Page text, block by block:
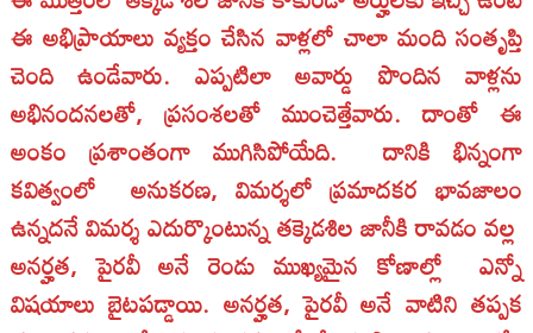
ఈ అభిప్రాయాలు వ్యక్తం చేసిన వాళ్లలో చాలా మంది సంతృప్తి
చెంది ఉండేవారు. ఎప్పటిలా అవార్డు పొందిన వాళ్లను
అభినందనలతో, ప్రసంశలతో ముంచెత్తేవారు. దాంతో ఈ
అంకం ప్రశాంతంగా ముగిసిపోయేది. దానికి భిన్నంగా
కవిత్వంలో అనుకరణ, విమర్శలో ప్రమాదకర భావజాలం
ఉన్నదనే విమర్శ ఎదుర్కొంటున్న తక్కెడశిల జానీకి రావడం వల్ల
అనర్హత, పైరవీ అనే రెండు ముఖ్యమైన కోణాల్లో ఎన్నో
విషయాలు బైటపడ్డాయి. అనర్హత, పైరవీ అనే వాటిని తప్పక